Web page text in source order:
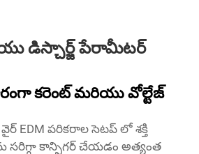
డిస్చార్జ్ పేరామీటర్
కరెంట్ మరియు వోల్టేజ్
EDM పరికరాల సెటప్ లో శక్తి
సరిగ్గా కాన్ఫిగర్ చేయడం అత్యంత